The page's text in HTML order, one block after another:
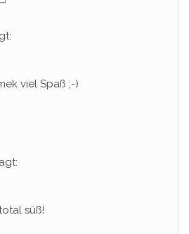
viel Spaß ;-)
süß!